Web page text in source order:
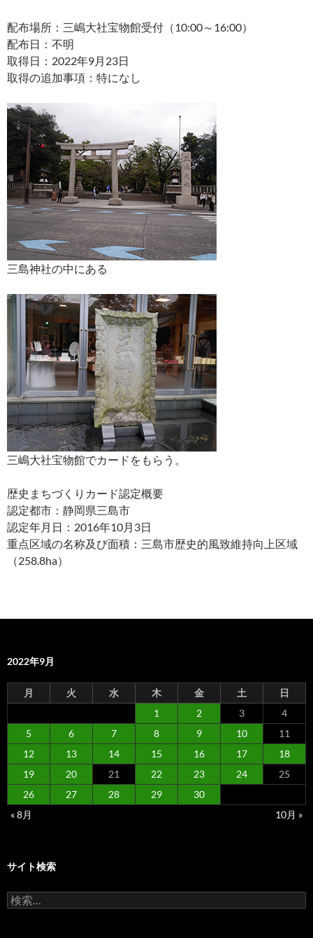
配布場所：三嶋大社宝物館受付（10:00～16:00）
配布日：不明
取得日：2022年9月23日
取得の追加事項：特になし
三島神社の中にある
三嶋大社宝物館でカードをもらう。
歴史まちづくりカード認定概要
認定都市：静岡県三島市
認定年月日：2016年10月3日
重点区域の名称及び面積：三島市歴史的風致維持向上区域
（258.8ha）
2022年9月
月 火 水 木 金 土
日
1
2 3
4
5
6 7 8 9 10
11
12
13 14 15 16 17
18
19
20 21 22 23 24
25
26
27 28 29
30
« 8月
10月 »
サイト検索
検
索: